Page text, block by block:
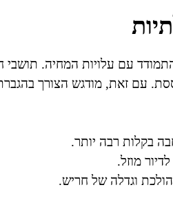
עם עלויות המחיה. תושבי
עם זאת, מודגש הצורך
בקלות רבה יותר.
מוזל.
וגדלה של חריש.